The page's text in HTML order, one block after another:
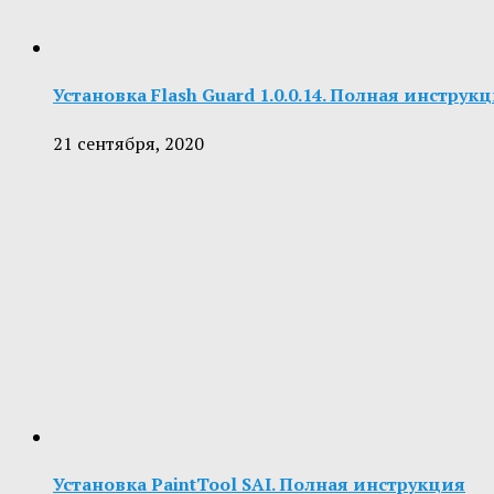
Установка Flash Guard 1.0.0.14. Полная
21 сентября, 2020
Установка PaintTool SAI. Полная инструкция